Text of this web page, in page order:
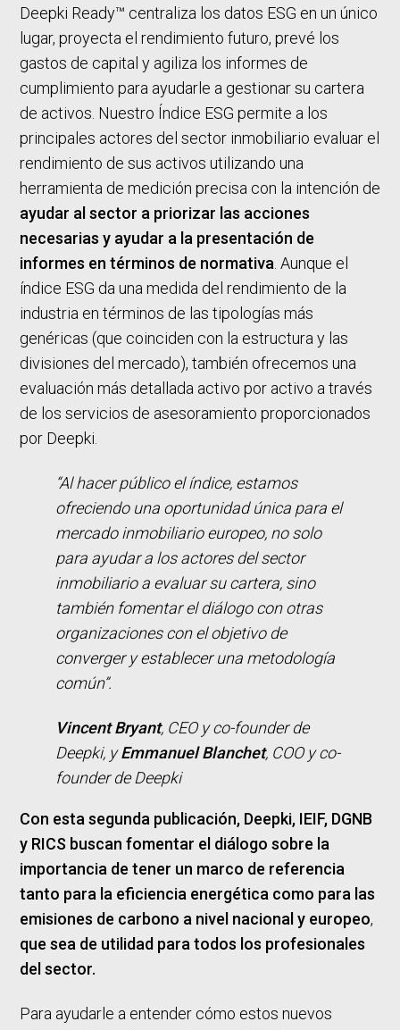
Deepki Ready™ centraliza los datos ESG en un único
lugar, proyecta el rendimiento futuro, prevé los
gastos de capital y agiliza los informes de
cumplimiento para ayudarle a gestionar su cartera
de activos. Nuestro Índice ESG permite a los
principales actores del sector inmobiliario evaluar el
rendimiento de sus activos utilizando una
herramienta de medición precisa con la intención de
ayudar al sector a priorizar las acciones
necesarias y ayudar a la presentación de
informes en términos de normativa. Aunque el
índice ESG da una medida del rendimiento de la
industria en términos de las tipologías más
genéricas (que coinciden con la estructura y las
divisiones del mercado), también ofrecemos una
evaluación más detallada activo por activo a través
de los servicios de asesoramiento proporcionados
por Deepki.
“Al hacer público el índice, estamos
ofreciendo una oportunidad única para el
mercado inmobiliario europeo, no solo
para ayudar a los actores del sector
inmobiliario a evaluar su cartera, sino
también fomentar el diálogo con otras
organizaciones con el objetivo de
converger y establecer una metodología
común”.
Vincent Bryant, CEO y co-founder de
Deepki, yEmmanuel Blanchet, COO y co-
founder de Deepki
Con esta segunda publicación, Deepki, IEIF, DGNB
y RICS buscan fomentar el diálogo sobre la
importancia de tener un marco de referencia
tanto para la eficiencia energética como para las
emisiones de carbono a nivel nacional y europeo,
que sea de utilidad para todos los profesionales
del sector.
Para ayudarle a entender cómo estos nuevos